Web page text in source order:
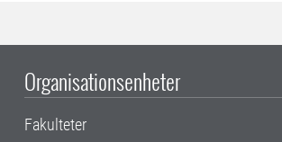
Organisationsenheter
Fakulteter